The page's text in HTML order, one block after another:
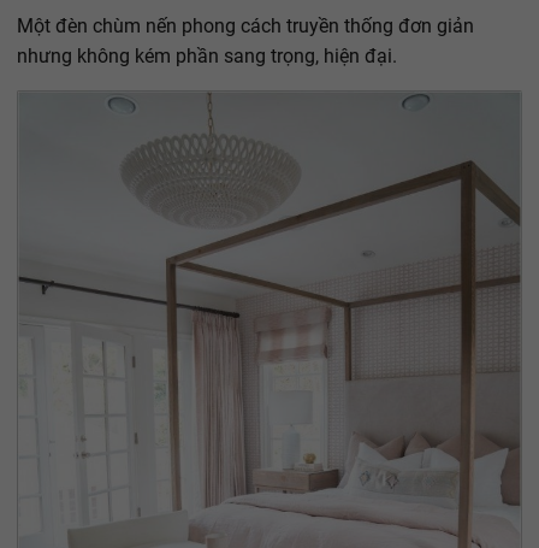
Một đèn chùm nến phong cách truyền thống đơn giản
nhưng không kém phần sang trọng, hiện đại.